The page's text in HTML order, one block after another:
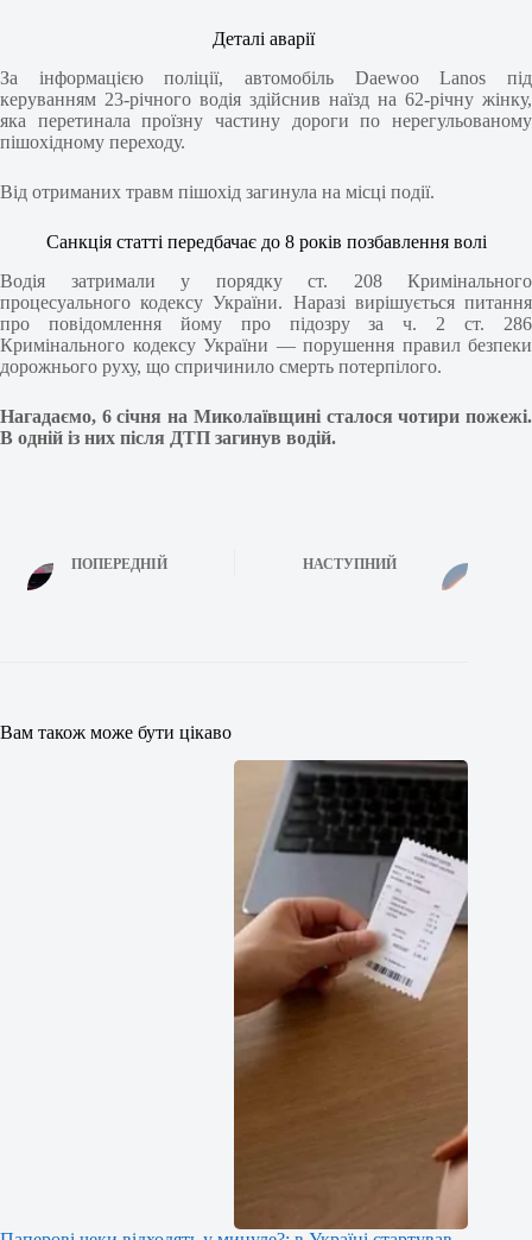
Деталі аварії
За інформацією поліції, автомобіль Daewoo Lanos під
керуванням 23-річного водія здійснив наїзд на 62-річну жінку,
яка перетинала проїзну частину дороги по нерегульованому
пішохідному переходу.
Від отриманих травм пішохід загинула на місці події.
Санкція статті передбачає до 8 років позбавлення волі
Водія затримали у порядку ст. 208 Кримінального
процесуального кодексу України. Наразі вирішується питання
про повідомлення йому про підозру за ч. 2 ст. 286
Кримінального кодексу України — порушення правил безпеки
дорожнього руху, що спричинило смерть потерпілого.
Нагадаємо, 6 січня на Миколаївщині сталося чотири пожежі.
В одній із них після ДТП загинув водій.
ПОПЕРЕДНІЙ НАСТУПНИЙ
Вам також може бути цікаво